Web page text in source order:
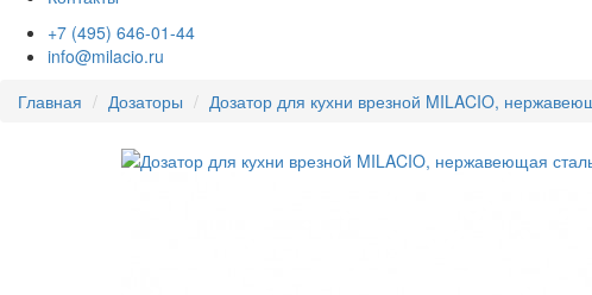
+7 (495) 646-01-44
info@milacio.ru
Главная
Дозаторы Дозатор для кухни врезной MILACIO,